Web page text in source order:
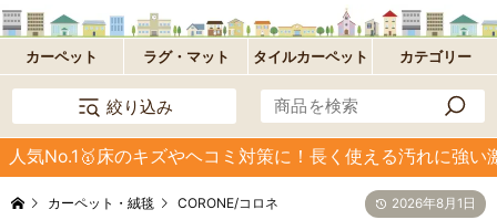
カーペット ラグ・マット タイルカーペット カテゴリー
ペ
ッ
ト・
絨
グ
フ
ロ
ア・
玄
パ
ネ
ル
オ
プ
絞り込み
人気No.1🥇床のキズやヘコミ対策に！長く使える汚れに強
カーペット・絨毯 CORONE/コロネ 2026年8月1日